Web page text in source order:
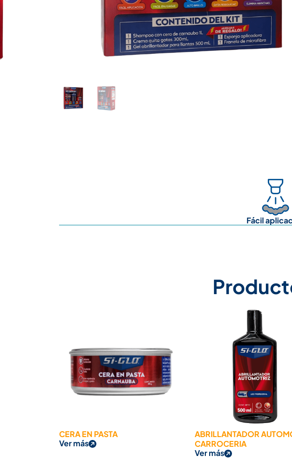
Fácil
CERA EN PASTA
Ver más
ABRILLANTADOR
CARROCERIA
Ver más